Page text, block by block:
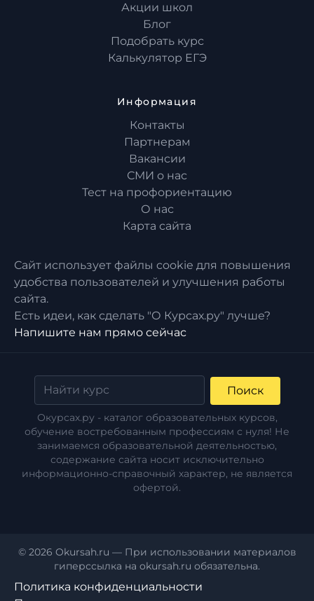
Акции школ
Блог
Подобрать курс
Калькулятор ЕГЭ
Информация
Контакты
Партнерам
Вакансии
СМИ о нас
Тест на профориентацию
О нас
Карта сайта
Сайт использует файлы cookie для повышения
удобства пользователей и улучшения работы
сайта.
Есть идеи, как сделать "О Курсах.ру" лучше?
Напишите нам прямо сейчас
Поиск
Окурсах.ру - каталог образовательных курсов,
обучение востребованным профессиям с нуля! Не
занимаемся образовательной деятельностью,
содержание сайта носит исключительно
информационно-справочный характер, не является
офертой.
© 2026 Okursah.ru — При использовании материалов
гиперссылка на okursah.ru обязательна.
Политика конфиденциальности